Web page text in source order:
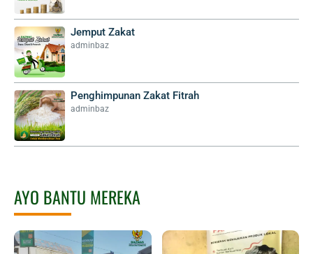
Jemput Zakat
adminbaz
Penghimpunan Zakat Fitrah
adminbaz
AYO BANTU MEREKA